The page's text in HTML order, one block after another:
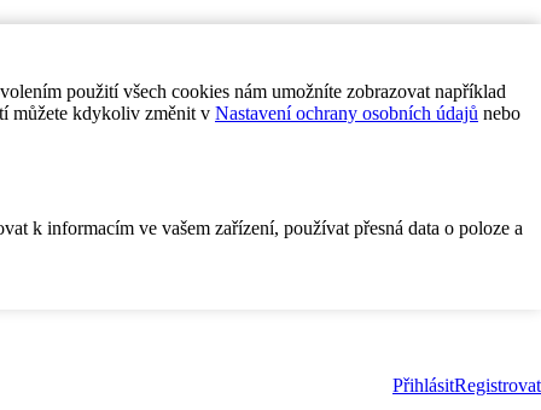
použití všech cookies nám umožníte zobrazovat například
můžete kdykoliv změnit v Nastavení ochrany osobních údajů nebo
k informacím ve vašem zařízení, používat přesná data o poloze a
PřihlásitRegistrovat